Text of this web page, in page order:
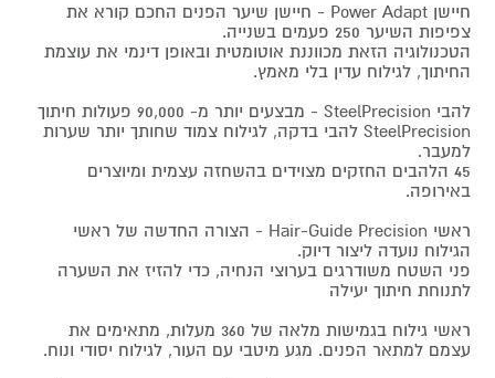
חיישן Power Adapt - חיישן שיער הפנים החכם קורא את
צפיפות השיער 250 פעמים בשנייה.
הטכנולוגיה הזאת מכווננת אוטומטית ובאופן דינמי את עוצמת
החיתוך, לגילוח עדין בלי מאמץ.
להבי SteelPrecision - מבצעים יותר מ- 90,000 פעולות חיתוך
SteelPrecision להבי בדקה, לגילוח צמוד שחותך יותר שערות
למעבר.
45 הלהבים החזקים מצוידים בהשחזה עצמית ומיוצרים
באירופה.
ראשי Hair-Guide Precision - הצורה החדשה של ראשי
הגילוח נועדה ליצור דיוק.
פני השטח משודרגים בערוצי הנחיה, כדי להזיז את השערה
לתנוחת חיתוך יעילה
ראשי גילוח בגמישות מלאה של 360 מעלות, מתאימים את
עצמם למתאר הפנים. מגע מיטבי עם העור, לגילוח יסודי ונוח.